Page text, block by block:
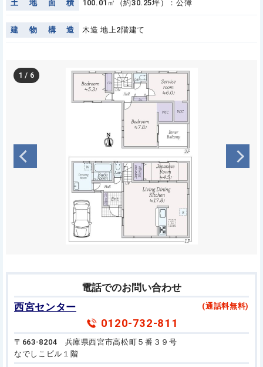
土 地 面 積 100.01㎡（約30.25坪）：公簿
建 物 構 造 木造 地上2階建て
1 / 6
電話でのお問い合わせ
西宮センター
(通話料無料)
0120-732-811
〒663-8204 兵庫県西宮市高松町５番３９号
なでしこビル１階